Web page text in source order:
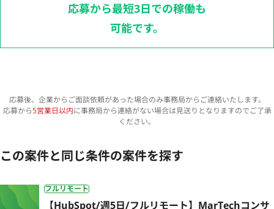
応募から最短3日での稼働も
可能です。
応募後、企業からご面談依頼があった場合のみ事務局からご連絡いたします。
応募から5営業日以内に事務局から連絡がない場合は見送りとなりますのでご了承
ください。
この案件と同じ条件の案件を探す
フルリモート
【HubSpot/週5日/フルリモート】MarTechコンサ